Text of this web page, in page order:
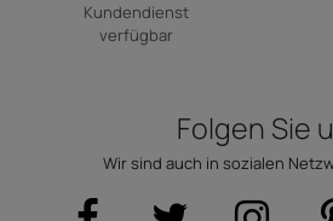
Kundendienst
verfügbar
Folgen Sie
Wir sind auch in sozialen